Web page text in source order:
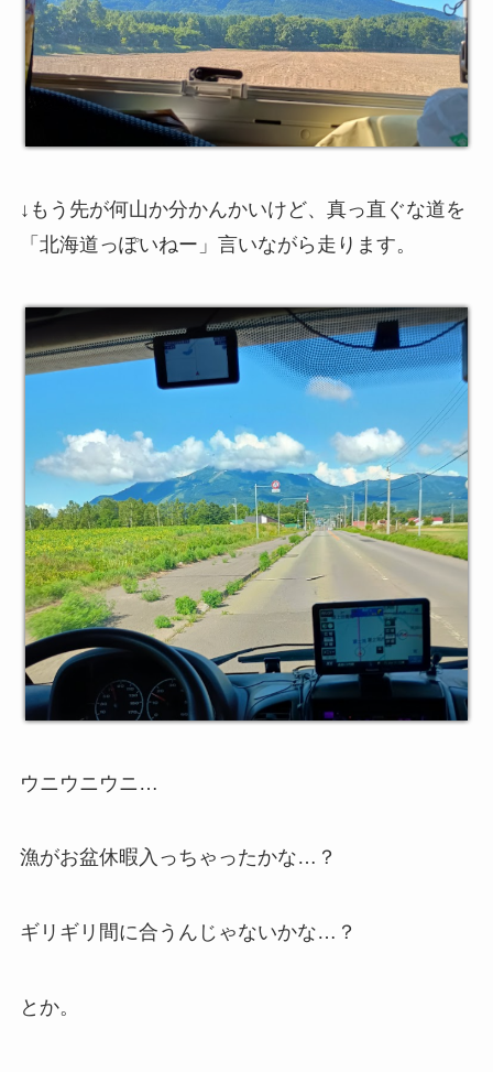
↓もう先が何山か分かんかいけど、真っ直ぐな道を
「北海道っぽいねー」言いながら走ります。
ウニウニウニ…
漁がお盆休暇入っちゃったかな…？
ギリギリ間に合うんじゃないかな…？
とか。